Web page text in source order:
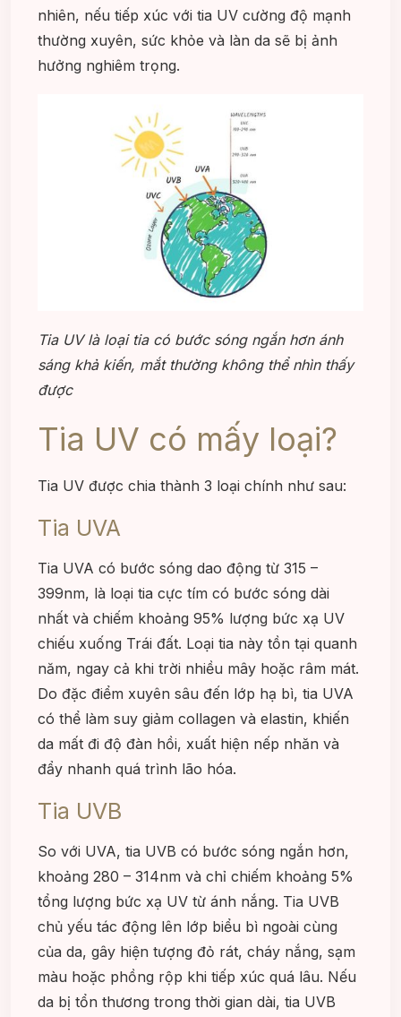
nhiên, nếu tiếp xúc với tia UV cường độ mạnh
thường xuyên, sức khỏe và làn da sẽ bị ảnh
hưởng nghiêm trọng.
Tia UV là loại tia có bước sóng ngắn hơn ánh
sáng khả kiến, mắt thường không thể nhìn thấy
được
Tia UV có mấy loại?
Tia UV được chia thành 3 loại chính như sau:
Tia UVA
Tia UVA có bước sóng dao động từ 315 –
399nm, là loại tia cực tím có bước sóng dài
nhất và chiếm khoảng 95% lượng bức xạ UV
chiếu xuống Trái đất. Loại tia này tồn tại quanh
năm, ngay cả khi trời nhiều mây hoặc râm mát.
Do đặc điểm xuyên sâu đến lớp hạ bì, tia UVA
có thể làm suy giảm collagen và elastin, khiến
da mất đi độ đàn hồi, xuất hiện nếp nhăn và
đẩy nhanh quá trình lão hóa.
Tia UVB
So với UVA, tia UVB có bước sóng ngắn hơn,
khoảng 280 – 314nm và chỉ chiếm khoảng 5%
tổng lượng bức xạ UV từ ánh nắng. Tia UVB
chủ yếu tác động lên lớp biểu bì ngoài cùng
của da, gây hiện tượng đỏ rát, cháy nắng, sạm
màu hoặc phồng rộp khi tiếp xúc quá lâu. Nếu
da bị tổn thương trong thời gian dài, tia UVB